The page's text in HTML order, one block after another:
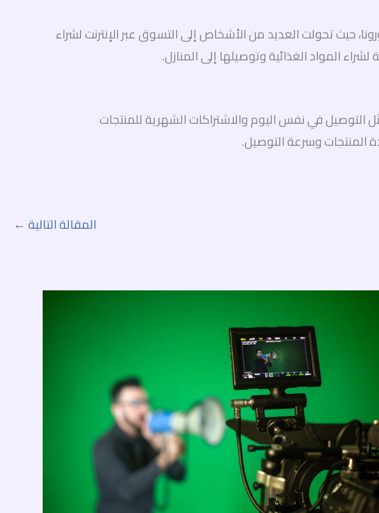
حيث تحولت العديد من الأشخاص إلى التسوق عبر الإنترنت لشراء
التوصيل في نفس اليوم والاشتراكات الشهرية للمنتجات
المنتجات وسرعة التوصيل.
المقالة التالية ←